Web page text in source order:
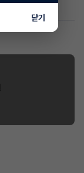
닫기